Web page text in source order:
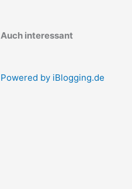
Auch interessant
Powered by iBlogging.de